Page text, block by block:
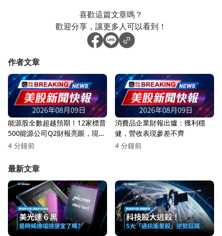
喜歡這篇文章嗎？
歡迎分享，讓更多人可以看到！
作者文章
能源股全數超越預期！12家標普
500能源公司Q2財報亮眼，現金
流與股東回報持續增長
4 分鐘前
消費品企業財報出爐：獲利穩
健，營收表現參差不齊
4 分鐘前
最新文章